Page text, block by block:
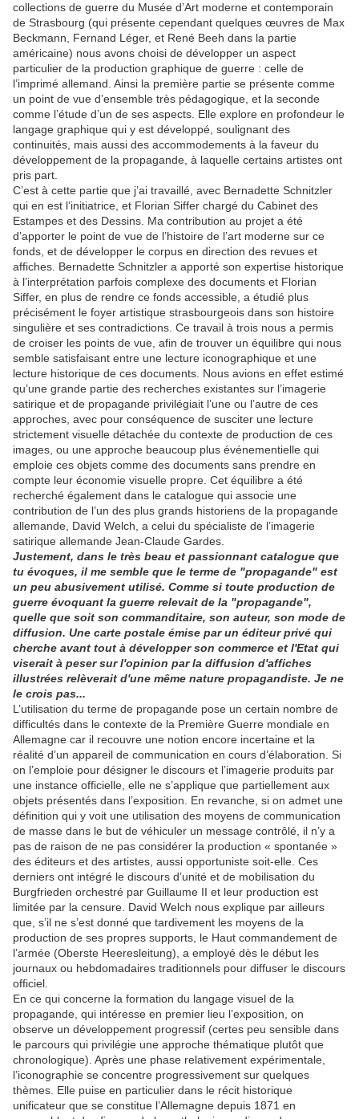
collections de guerre du Musée d’Art moderne et contemporain
de Strasbourg (qui présente cependant quelques œuvres de Max
Beckmann, Fernand Léger, et René Beeh dans la partie
américaine) nous avons choisi de développer un aspect
particulier de la production graphique de guerre : celle de
l’imprimé allemand. Ainsi la première partie se présente comme
un point de vue d’ensemble très pédagogique, et la seconde
comme l’étude d’un de ses aspects. Elle explore en profondeur le
langage graphique qui y est développé, soulignant des
continuités, mais aussi des accommodements à la faveur du
développement de la propagande, à laquelle certains artistes ont
pris part.
C’est à cette partie que j’ai travaillé, avec Bernadette Schnitzler
qui en est l’initiatrice, et Florian Siffer chargé du Cabinet des
Estampes et des Dessins. Ma contribution au projet a été
d’apporter le point de vue de l’histoire de l’art moderne sur ce
fonds, et de développer le corpus en direction des revues et
affiches. Bernadette Schnitzler a apporté son expertise historique
à l’interprétation parfois complexe des documents et Florian
Siffer, en plus de rendre ce fonds accessible, a étudié plus
précisément le foyer artistique strasbourgeois dans son histoire
singulière et ses contradictions. Ce travail à trois nous a permis
de croiser les points de vue, afin de trouver un équilibre qui nous
semble satisfaisant entre une lecture iconographique et une
lecture historique de ces documents. Nous avions en effet estimé
qu’une grande partie des recherches existantes sur l’imagerie
satirique et de propagande privilégiait l’une ou l’autre de ces
approches, avec pour conséquence de susciter une lecture
strictement visuelle détachée du contexte de production de ces
images, ou une approche beaucoup plus événementielle qui
emploie ces objets comme des documents sans prendre en
compte leur économie visuelle propre. Cet équilibre a été
recherché également dans le catalogue qui associe une
contribution de l’un des plus grands historiens de la propagande
allemande, David Welch, a celui du spécialiste de l’imagerie
satirique allemande Jean-Claude Gardes.
Justement, dans le très beau et passionnant catalogue que
tu évoques, il me semble que le terme de "propagande" est
un peu abusivement utilisé. Comme si toute production de
guerre évoquant la guerre relevait de la "propagande",
quelle que soit son commanditaire, son auteur, son mode de
diffusion. Une carte postale émise par un éditeur privé qui
cherche avant tout à développer son commerce et l'Etat qui
viserait à peser sur l'opinion par la diffusion d'affiches
illustrées relèverait d'une même nature propagandiste. Je ne
le crois pas...
L’utilisation du terme de propagande pose un certain nombre de
difficultés dans le contexte de la Première Guerre mondiale en
Allemagne car il recouvre une notion encore incertaine et la
réalité d’un appareil de communication en cours d’élaboration. Si
on l’emploie pour désigner le discours et l’imagerie produits par
une instance officielle, elle ne s’applique que partiellement aux
objets présentés dans l’exposition. En revanche, si on admet une
définition qui y voit une utilisation des moyens de communication
de masse dans le but de véhiculer un message contrôlé, il n’y a
pas de raison de ne pas considérer la production « spontanée »
des éditeurs et des artistes, aussi opportuniste soit-elle. Ces
derniers ont intégré le discours d’unité et de mobilisation du
Burgfrieden orchestré par Guillaume II et leur production est
limitée par la censure. David Welch nous explique par ailleurs
que, s’il ne s’est donné que tardivement les moyens de la
production de ses propres supports, le Haut commandement de
l’armée (Oberste Heeresleitung), a employé dès le début les
journaux ou hebdomadaires traditionnels pour diffuser le discours
officiel.
En ce qui concerne la formation du langage visuel de la
propagande, qui intéresse en premier lieu l’exposition, on
observe un développement progressif (certes peu sensible dans
le parcours qui privilégie une approche thématique plutôt que
chronologique). Après une phase relativement expérimentale,
l’iconographie se concentre progressivement sur quelques
thèmes. Elle puise en particulier dans le récit historique
unificateur que se constitue l’Allemagne depuis 1871 en